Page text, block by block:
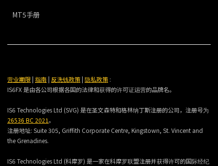
MT5手册
营业期限| 指南 | 反洗钱政策| 隐私政策 :
IS6FX 是由各公司根据各国的法律和获得的许可证运营的品牌名。
IS6 Technologies Ltd (SVG) 是在圣文森特和格林纳丁斯注册的公司，注册号为
26536 BC 2021。
注册地址: Suite 305, Griffith Corporate Centre, Kingstown, St. Vincent and
the Grenadines.
IS6 Technologies Ltd (科摩罗) 是一家在科摩罗联盟注册并获得许可的国际经纪